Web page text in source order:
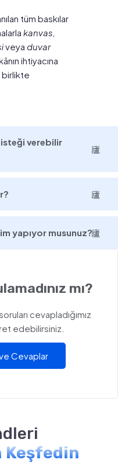
tüm baskılar
kanvas,
veya duvar
ihtiyacına
birlikte
isteği verebilir
yapıyor musunuz?
mı?
cevapladığımız
edebilirsiniz.
Cevaplar
Keşfedin